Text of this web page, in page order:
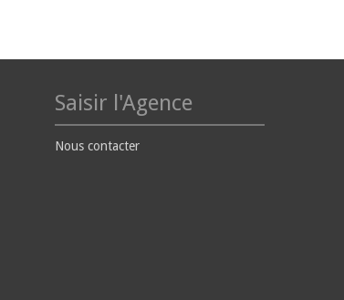
Saisir l'Agence
Nous contacter